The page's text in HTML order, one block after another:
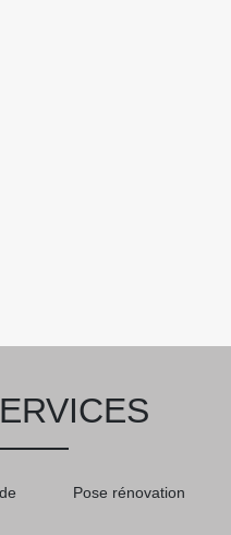
Pose rénovation